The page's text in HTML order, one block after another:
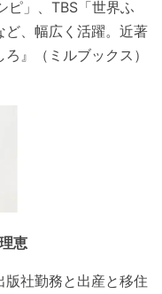
ピ」、TBS「世界ふ
ど、幅広く活躍。近著
』（ミルブックス）
恵
社勤務と出産と移住